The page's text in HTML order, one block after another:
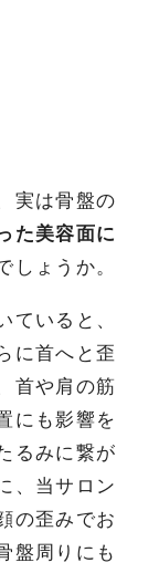
実は骨盤の
た美容面に
しょうか。
ていると、
に首へと歪
首や肩の筋
にも影響を
るみに繋が
、当サロン
の歪みでお
盤周りにも